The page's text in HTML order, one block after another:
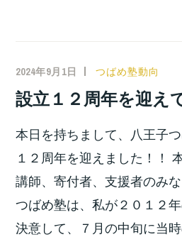
フ
ジ
レ
ビ
の
「イ
ッ
ト」
2024年9月1日
小
宮
位
つばめ塾動向
設立１２周年を迎え
本日を持ちまして、八王子
１２周年を迎えました！！
講師、寄付者、支援者のみ
つばめ塾は、私が２０１２
決意して、７月の中旬に当